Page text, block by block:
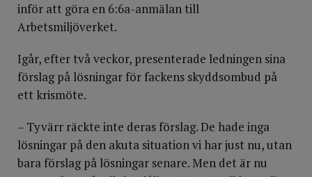
inför att göra en 6:6a-anmälan till
Arbetsmiljöverket.
Igår, efter två veckor, presenterade ledningen sina
förslag på lösningar för fackens skyddsombud på
ett krismöte.
– Tyvärr räckte inte deras förslag. De hade inga
lösningar på den akuta situation vi har just nu, utan
bara förslag på lösningar senare. Men det är nu